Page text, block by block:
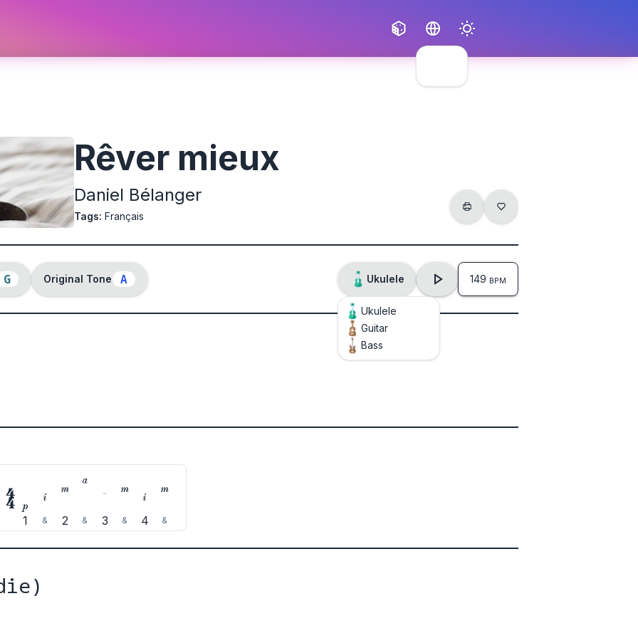
Rêver mieux
Daniel Bélanger
Tags: Français
G Original Tone A Ukulele
Ukulele
Guitar
Bass
149 BPM
 






1 & 2 & 3 & 4 &